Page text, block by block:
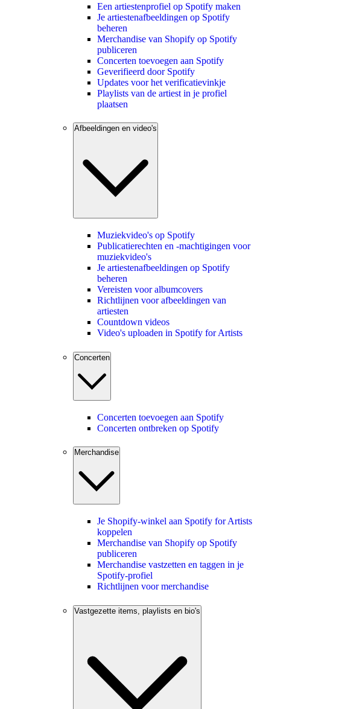
Een artiestenprofiel op Spotify maken
Je artiestenafbeeldingen op Spotify
beheren
Merchandise van Shopify op Spotify
publiceren
Concerten toevoegen aan Spotify
Geverifieerd door Spotify
Updates voor het verificatievinkje
Playlists van de artiest in je profiel
plaatsen
Afbeeldingen en video's
Muziekvideo's op Spotify
Publicatierechten en -machtigingen voor
muziekvideo's
Je artiestenafbeeldingen op Spotify
beheren
Vereisten voor albumcovers
Richtlijnen voor afbeeldingen van
artiesten
Countdown videos
Video's uploaden in Spotify for Artists
Concerten
Concerten toevoegen aan Spotify
Concerten ontbreken op Spotify
Merchandise
Je Shopify-winkel aan Spotify for Artists
koppelen
Merchandise van Shopify op Spotify
publiceren
Merchandise vastzetten en taggen in je
Spotify-profiel
Richtlijnen voor merchandise
Vastgezette items, playlists en bio's